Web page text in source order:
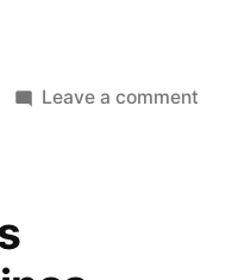
Leave a comment